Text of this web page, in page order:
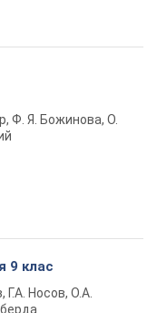
Ф. Я. Божинова, О.
9 клас
Носов, О.А.